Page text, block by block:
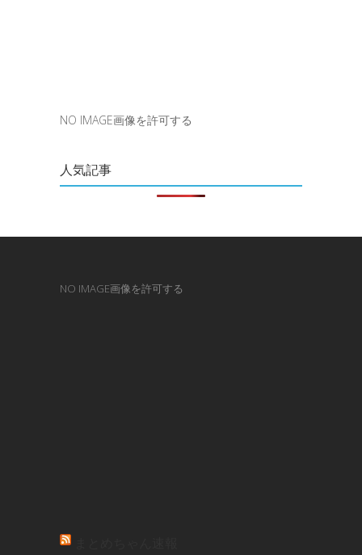
NO IMAGE画像を許可する
人気記事
NO IMAGE画像を許可する